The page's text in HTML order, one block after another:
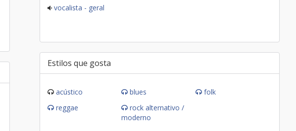
vocalista - geral
Estilos que gosta
acústico blues
folk
reggae
rock alternativo /
moderno